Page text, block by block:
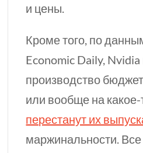
и цены.
Кроме того, по
Economic Daily,
производство
или вообще на
перестанут их
маржинальности.